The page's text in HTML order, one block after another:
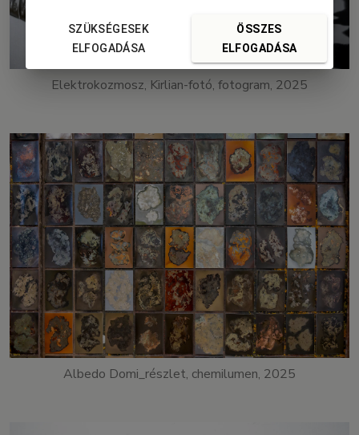
Elektrokozmosz, Kirlian-fotó, fotogram, 2025
Albedo Domi_részlet, chemilumen, 2025
SZÜKSÉGESEK
ELFOGADÁSA
ÖSSZES
ELFOGADÁSA